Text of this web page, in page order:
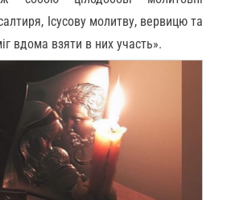
Ісусову молитву, вервицю та
вдома взяти в них участь».